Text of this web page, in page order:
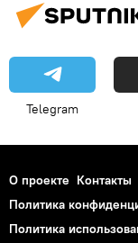
Telegram
О проекте Контакты
Политика
Политика